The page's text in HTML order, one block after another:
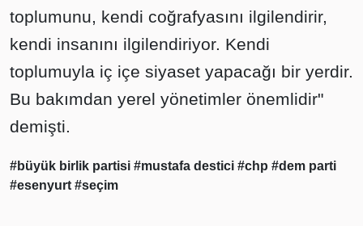
toplumunu, kendi coğrafyasını ilgilendirir,
kendi insanını ilgilendiriyor. Kendi
toplumuyla iç içe siyaset yapacağı bir yerdir.
Bu bakımdan yerel yönetimler önemlidir"
demişti.
#büyük birlik partisi #mustafa destici #chp #dem parti
#esenyurt #seçim